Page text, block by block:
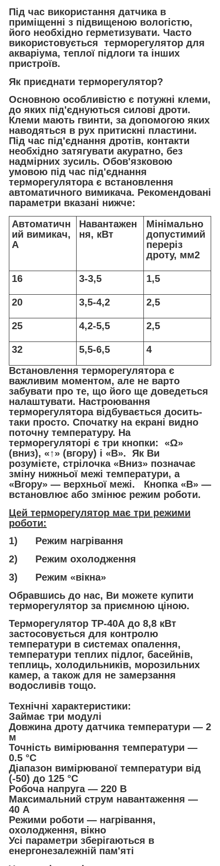
Під час використання датчика в
приміщенні з підвищеною вологістю,
його необхідно герметизувати. Часто
використовується терморегулятор для
акваріума, теплої підлоги та інших
пристроїв.
Як приєднати терморегулятор?
Основною особливістю є потужні клеми,
до яких під'єднуються силові дроти.
Клеми мають гвинти, за допомогою яких
наводяться в рух притискні пластини.
Під час під'єднання дротів, контакти
необхідно затягувати акуратно, без
надмірних зусиль. Обов'язковою
умовою під час під'єднання
терморегулятора є встановлення
автоматичного вимикача. Рекомендовані
параметри вказані нижче:
Автоматичн
ий вимикач,
А
Навантажен
ня, кВт
Мінімально
допустимий
переріз
дроту, мм2
16 3-3,5 1,5
20 3,5-4,2 2,5
25 4,2-5,5 2,5
32 5,5-6,5
4
Встановлення терморегулятора є
важливим моментом, але не варто
забувати про те, що його ще доведеться
налаштувати. Настроювання
терморегулятора відбувається досить-
таки просто. Спочатку на екрані видно
поточну температуру. На
терморегуляторі є три кнопки: «Ω»
(вниз), «↑» (вгору) і «В». Як Ви
розумієте, стрілочка «Вниз» позначає
зміну нижньої межі температури, а
«Вгору» — верхньої межі. Кнопка «В» —
встановлює або змінює режим роботи.
Цей терморегулятор має три режими
роботи:
1) Режим нагрівання
2) Режим охолодження
3) Режим «вікна»
Обравшись до нас, Ви можете купити
терморегулятор за приємною ціною.
Терморегулятор ТР-40А до 8,8 кВт
застосовується для контролю
температури в системах опалення,
температури теплих підлог, басейнів,
теплиць, холодильників, морозильних
камер, а також для не замерзання
водосливів тощо.
Технічні характеристики:
Займає три модулі
Довжина дроту датчика температури — 2
м
Точність вимірювання температури —
0.5 °C
Діапазон вимірюваної температури від
(-50) до 125 °C
Робоча напруга — 220 В
Максимальний струм навантаження —
40 А
Режими роботи — нагрівання,
охолодження, вікно
Усі параметри зберігаються в
енергонезалежній пам'яті